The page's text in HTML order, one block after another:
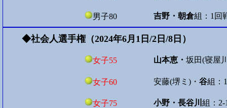
男子80 吉野・朝倉組：1回
◆社会人選手権（2024年6月1日/2日/8日）
女子55 山本恵・ 坂田(寝屋
女子60 安藤(堺ミ)・ 谷組：
女子75 小野・長谷川 組：2-